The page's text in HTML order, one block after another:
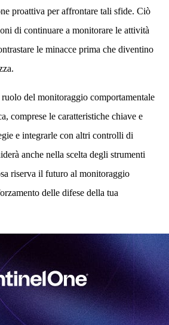
proattiva per affrontare tali sfide. Ciò
di continuare a monitorare le attività
le minacce prima che diventino
del monitoraggio comportamentale
comprese le caratteristiche chiave e
e integrarle con altri controlli di
anche nella scelta degli strumenti
riserva il futuro al monitoraggio
delle difese della tua